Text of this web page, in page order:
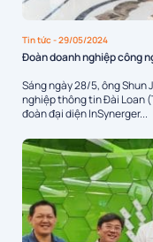
Tin tức- 29/05/2024
Đoàn doanh nghiệp công
Sáng ngày 28/5, ông Shun
nghiệp thông tin Đài Loan
đoàn đại diện InSynerger...